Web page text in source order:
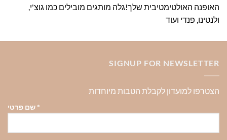
האופנה האולטימטיבית שלך!גלה מותגים מובילים כמו גוצ'י,
ולנטינו, פנדי ועוד
SIGNUP FOR NEWSLETTER
הצטרפו למועדון לקבלת הטבות מיוחדות
*